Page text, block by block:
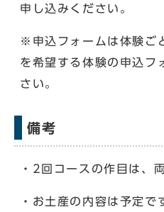
申し込みください。
※申込フォームは体験ご
を希望する体験の申込フ
さい。
備考
・2回コースの作目は、
・お土産の内容は予定で